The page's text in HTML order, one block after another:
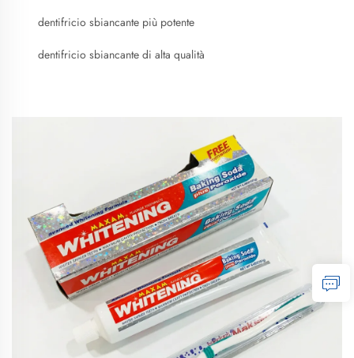
dentifricio sbiancante più potente
dentifricio sbiancante di alta qualità